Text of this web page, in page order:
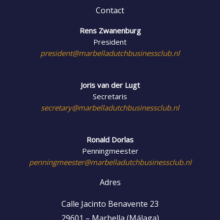
Contact
Rens Zwanenburg
President
president@marbelladutchbusinessclub.nl
Joris van der Lugt
Secretaris
secretary@marbelladutchbusinessclub.nl
Ronald Dorlas
Penningmeester
penningmeester@marbelladutchbusinessclub.nl
Adres
Calle Jacinto Benavente 23